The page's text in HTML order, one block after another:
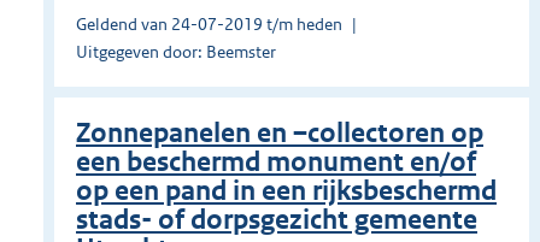
Geldend van 24-07-2019 t/m heden
Uitgegeven door: Beemster
Zonnepanelen en –collectoren op
een beschermd monument en/of
op een pand in een rijksbeschermd
stads- of dorpsgezicht gemeente